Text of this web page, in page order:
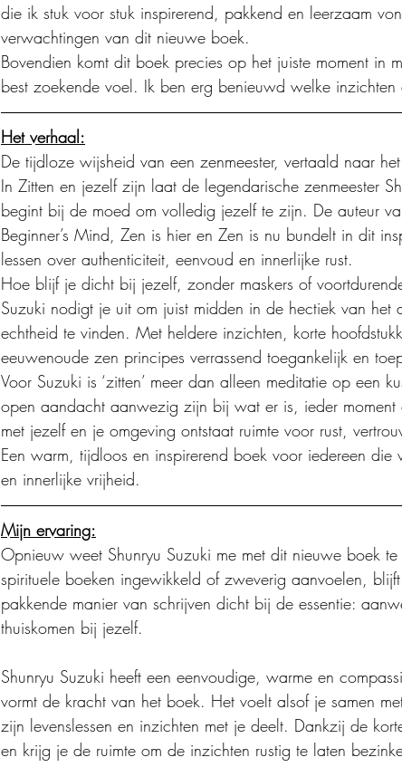
die ik stuk voor stuk inspirerend, pakkend en leerzaam
verwachtingen van dit nieuwe boek.
Bovendien komt dit boek precies op het juiste moment in
best zoekende voel. Ik ben erg benieuwd welke
Het verhaal:
De tijdloze wijsheid van een zenmeester, vertaald naar
In Zitten en jezelf zijn laat de legendarische zenmeester
begint bij de moed om volledig jezelf te zijn. De auteur
Beginner’s Mind, Zen is hier en Zen is nu bundelt in dit
lessen over authenticiteit, eenvoud en innerlijke rust.
Hoe blijf je dicht bij jezelf, zonder maskers of
Suzuki nodigt je uit om juist midden in de hectiek van het
echtheid te vinden. Met heldere inzichten, korte
eeuwenoude zen principes verrassend toegankelijk en
Voor Suzuki is ‘zitten’ meer dan alleen meditatie op een
open aandacht aanwezig zijn bij wat er is, ieder
met jezelf en je omgeving ontstaat ruimte voor rust,
Een warm, tijdloos en inspirerend boek voor iedereen
en innerlijke vrijheid.
Mijn ervaring:
Opnieuw weet Shunryu Suzuki me met dit nieuwe boek
spirituele boeken ingewikkeld of zweverig aanvoelen,
pakkende manier van schrijven dicht bij de essentie:
thuiskomen bij jezelf.
Shunryu Suzuki heeft een eenvoudige, warme en
vormt de kracht van het boek. Het voelt alsof je samen
zijn levenslessen en inzichten met je deelt. Dankzij de
en krijg je de ruimte om de inzichten rustig te laten